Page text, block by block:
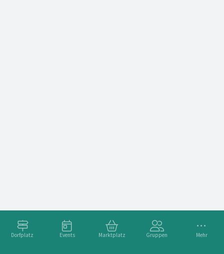
Dorfplatz Events Marktplatz Gruppen Mehr